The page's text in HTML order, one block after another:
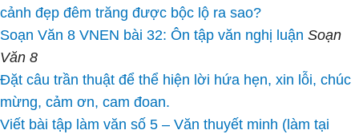
cảnh đẹp đêm trăng được bộc lộ ra sao?
Soạn Văn 8 VNEN bài 32: Ôn tập văn nghị luận Soạn
Văn 8
Đặt câu trần thuật để thể hiện lời hứa hẹn, xin lỗi, chúc
mừng, cảm ơn, cam đoan.
Viết bài tập làm văn số 5 – Văn thuyết minh (làm tại